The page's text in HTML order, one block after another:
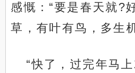
感慨：“要是春天就?
草，有叶有鸟，多生
“快了，过完年马